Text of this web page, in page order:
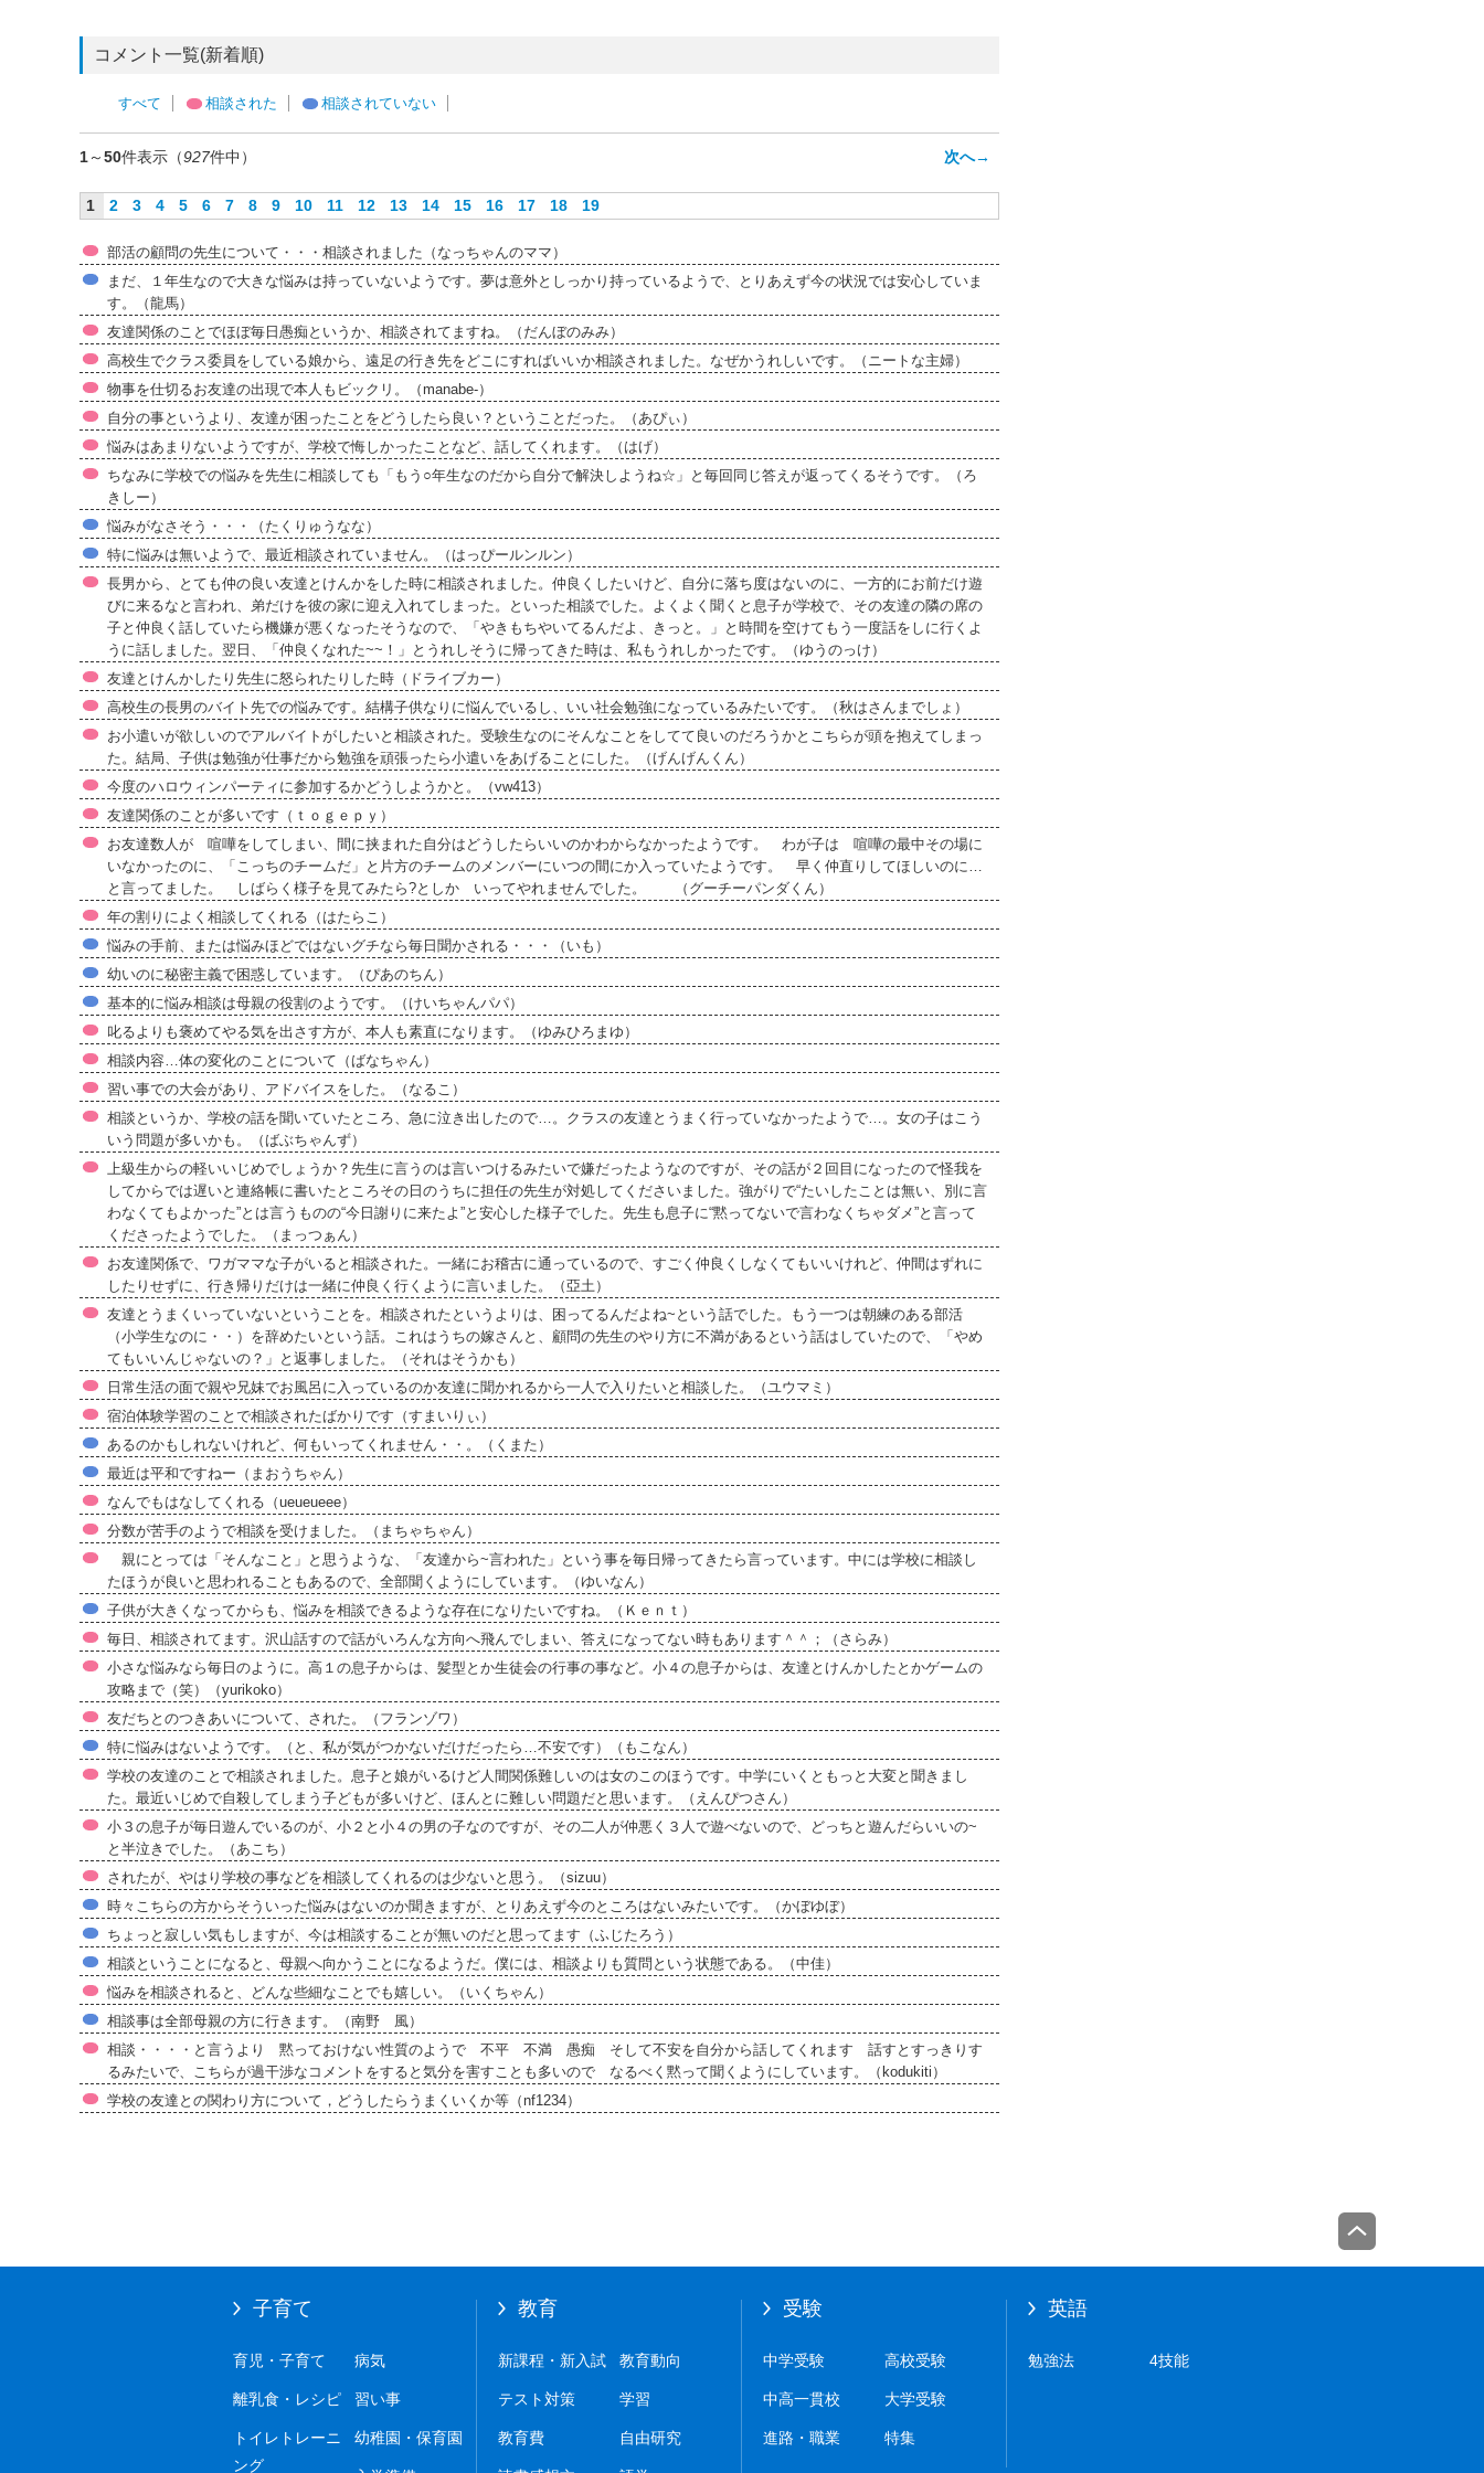
コメント一覧(新着順)
すべて 相談された 相談されていない
1～50件表示（927件中） 次へ→
1 2 3 4 5 6 7 8 9 10 11 12 13 14 15 16 17 18 19
部活の顧問の先生について・・・相談されました（なっちゃんのママ）
まだ、１年生なので大きな悩みは持っていないようです。夢は意外としっかり持っているようで、とりあえず今の状況では安心していま
す。（龍馬）
友達関係のことでほぼ毎日愚痴というか、相談されてますね。（だんぼのみみ）
高校生でクラス委員をしている娘から、遠足の行き先をどこにすればいいか相談されました。なぜかうれしいです。（ニートな主婦）
物事を仕切るお友達の出現で本人もビックリ。（manabe-）
自分の事というより、友達が困ったことをどうしたら良い？ということだった。（あぴぃ）
悩みはあまりないようですが、学校で悔しかったことなど、話してくれます。（はげ）
ちなみに学校での悩みを先生に相談しても「もう○年生なのだから自分で解決しようね☆」と毎回同じ答えが返ってくるそうです。（ろ
きしー）
悩みがなさそう・・・（たくりゅうなな）
特に悩みは無いようで、最近相談されていません。（はっぴールンルン）
長男から、とても仲の良い友達とけんかをした時に相談されました。仲良くしたいけど、自分に落ち度はないのに、一方的にお前だけ遊
びに来るなと言われ、弟だけを彼の家に迎え入れてしまった。といった相談でした。よくよく聞くと息子が学校で、その友達の隣の席の
子と仲良く話していたら機嫌が悪くなったそうなので、「やきもちやいてるんだよ、きっと。」と時間を空けてもう一度話をしに行くよ
うに話しました。翌日、「仲良くなれた~~！」とうれしそうに帰ってきた時は、私もうれしかったです。（ゆうのっけ）
友達とけんかしたり先生に怒られたりした時（ドライブカー）
高校生の長男のバイト先での悩みです。結構子供なりに悩んでいるし、いい社会勉強になっているみたいです。（秋はさんまでしょ）
お小遣いが欲しいのでアルバイトがしたいと相談された。受験生なのにそんなことをしてて良いのだろうかとこちらが頭を抱えてしまっ
た。結局、子供は勉強が仕事だから勉強を頑張ったら小遣いをあげることにした。（げんげんくん）
今度のハロウィンパーティに参加するかどうしようかと。（vw413）
友達関係のことが多いです（ｔｏｇｅｐｙ）
お友達数人が 喧嘩をしてしまい、間に挟まれた自分はどうしたらいいのかわからなかったようです。 わが子は 喧嘩の最中その場に
いなかったのに、「こっちのチームだ」と片方のチームのメンバーにいつの間にか入っていたようです。 早く仲直りしてほしいのに…
と言ってました。 しばらく様子を見てみたら?としか いってやれませんでした。 （グーチーパンダくん）
年の割りによく相談してくれる（はたらこ）
悩みの手前、または悩みほどではないグチなら毎日聞かされる・・・（いも）
幼いのに秘密主義で困惑しています。（ぴあのちん）
基本的に悩み相談は母親の役割のようです。（けいちゃんパパ）
叱るよりも褒めてやる気を出さす方が、本人も素直になります。（ゆみひろまゆ）
相談内容…体の変化のことについて（ばなちゃん）
習い事での大会があり、アドバイスをした。（なるこ）
相談というか、学校の話を聞いていたところ、急に泣き出したので…。クラスの友達とうまく行っていなかったようで…。女の子はこう
いう問題が多いかも。（ばぶちゃんず）
上級生からの軽いいじめでしょうか？先生に言うのは言いつけるみたいで嫌だったようなのですが、その話が２回目になったので怪我を
してからでは遅いと連絡帳に書いたところその日のうちに担任の先生が対処してくださいました。強がりで“たいしたことは無い、別に言
わなくてもよかった”とは言うものの“今日謝りに来たよ”と安心した様子でした。先生も息子に“黙ってないで言わなくちゃダメ”と言って
くださったようでした。（まっつぁん）
お友達関係で、ワガママな子がいると相談された。一緒にお稽古に通っているので、すごく仲良くしなくてもいいけれど、仲間はずれに
したりせずに、行き帰りだけは一緒に仲良く行くように言いました。（亞土）
友達とうまくいっていないということを。相談されたというよりは、困ってるんだよね~という話でした。もう一つは朝練のある部活
（小学生なのに・・）を辞めたいという話。これはうちの嫁さんと、顧問の先生のやり方に不満があるという話はしていたので、「やめ
てもいいんじゃないの？」と返事しました。（それはそうかも）
日常生活の面で親や兄妹でお風呂に入っているのか友達に聞かれるから一人で入りたいと相談した。（ユウマミ）
宿泊体験学習のことで相談されたばかりです（すまいりぃ）
あるのかもしれないけれど、何もいってくれません・・。（くまた）
最近は平和ですねー（まおうちゃん）
なんでもはなしてくれる（ueueueee）
分数が苦手のようで相談を受けました。（まちゃちゃん）
親にとっては「そんなこと」と思うような、「友達から~言われた」という事を毎日帰ってきたら言っています。中には学校に相談し
たほうが良いと思われることもあるので、全部聞くようにしています。（ゆいなん）
子供が大きくなってからも、悩みを相談できるような存在になりたいですね。（Ｋｅｎｔ）
毎日、相談されてます。沢山話すので話がいろんな方向へ飛んでしまい、答えになってない時もあります＾＾；（さらみ）
小さな悩みなら毎日のように。高１の息子からは、髪型とか生徒会の行事の事など。小４の息子からは、友達とけんかしたとかゲームの
攻略まで（笑）（yurikoko）
友だちとのつきあいについて、された。（フランゾワ）
特に悩みはないようです。（と、私が気がつかないだけだったら…不安です）（もこなん）
学校の友達のことで相談されました。息子と娘がいるけど人間関係難しいのは女のこのほうです。中学にいくともっと大変と聞きまし
た。最近いじめで自殺してしまう子どもが多いけど、ほんとに難しい問題だと思います。（えんぴつさん）
小３の息子が毎日遊んでいるのが、小２と小４の男の子なのですが、その二人が仲悪く３人で遊べないので、どっちと遊んだらいいの~
と半泣きでした。（あこち）
されたが、やはり学校の事などを相談してくれるのは少ないと思う。（sizuu）
時々こちらの方からそういった悩みはないのか聞きますが、とりあえず今のところはないみたいです。（かぼゆぼ）
ちょっと寂しい気もしますが、今は相談することが無いのだと思ってます（ふじたろう）
相談ということになると、母親へ向かうことになるようだ。僕には、相談よりも質問という状態である。（中佳）
悩みを相談されると、どんな些細なことでも嬉しい。（いくちゃん）
相談事は全部母親の方に行きます。（南野 風）
相談・・・・と言うより 黙っておけない性質のようで 不平 不満 愚痴 そして不安を自分から話してくれます 話すとすっきりす
るみたいで、こちらが過干渉なコメントをすると気分を害すことも多いので なるべく黙って聞くようにしています。（kodukiti）
学校の友達との関わり方について，どうしたらうまくいくか等（nf1234）
子育て
育児・子育て 病気
離乳食・レシピ 習い事
トイレトレーニ
ング
幼稚園・保育園
教育
新課程・新入試 教育動向
テスト対策 学習
教育費 自由研究
受験
中学受験 高校受験
中高一貫校 大学受験
進路・職業 特集
英語
勉強法 4技能